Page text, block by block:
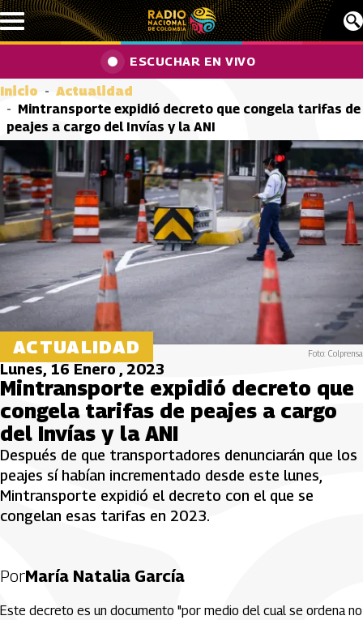
Pasar al contenido principal
ESCUCHAR EN VIVO
Inicio
Actualidad
Mintransporte expidió decreto que congela tarifas de
peajes a cargo del Invías y la ANI
ACTUALIDAD Foto: Colprensa
Lunes, 16 Enero , 2023
Mintransporte expidió decreto que
congela tarifas de peajes a cargo
del Invías y la ANI
Después de que transportadores denunciarán que los
peajes sí habían incrementado desde este lunes,
Mintransporte expidió el decreto con el que se
congelan esas tarifas en 2023.
PorMaría Natalia García
Este decreto es un documento "por medio del cual se ordena no